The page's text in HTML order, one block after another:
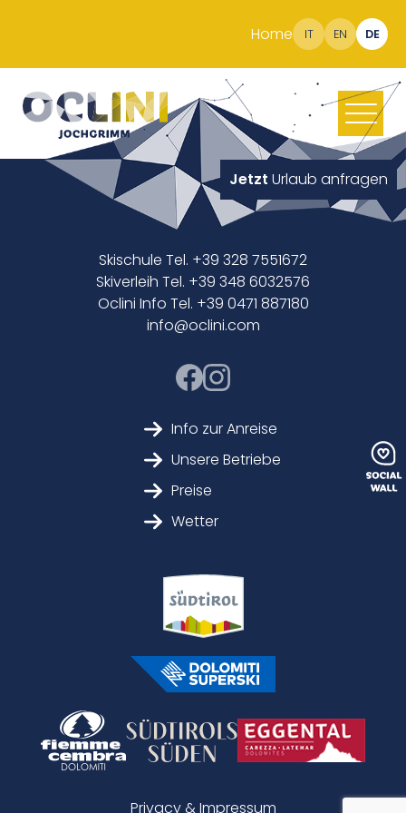
Home IT EN DE
Jetzt Urlaub anfragen
Skischule Tel. +39 328 7551672
Skiverleih Tel. +39 348 6032576
Oclini Info Tel. +39 0471 887180
info@oclini.com
Info zur Anreise
Unsere Betriebe
Preise
Wetter
Privacy & Impressum